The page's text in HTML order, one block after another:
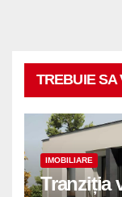
TREBUIE SA
IMOBILIARE
Tranziția